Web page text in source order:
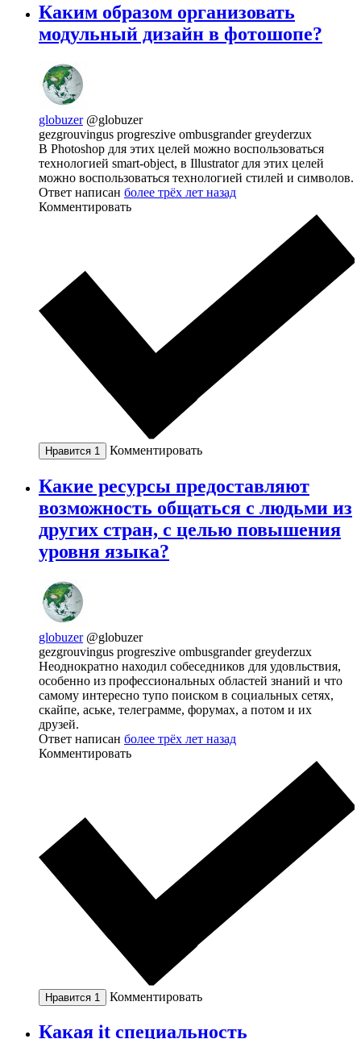
Каким образом организовать
модульный дизайн в фотошопе?
globuzer @globuzer
gezgrouvingus progreszive ombusgrander greyderzux
В Photoshop для этих целей можно воспользоваться
технологией smart-object, в Illustrator для этих целей
можно воспользоваться технологией стилей и символов.
Ответ написан более трёх лет назад
Комментировать
Нравится 1 Комментировать
Какие ресурсы предоставляют
возможность общаться с людьми из
других стран, с целью повышения
уровня языка?
globuzer @globuzer
gezgrouvingus progreszive ombusgrander greyderzux
Неоднократно находил собеседников для удовльствия,
особенно из профессиональных областей знаний и что
самому интересно тупо поиском в социальных сетях,
скайпе, аське, телеграмме, форумах, а потом и их
друзей.
Ответ написан более трёх лет назад
Комментировать
Нравится 1 Комментировать
Какая it специальность